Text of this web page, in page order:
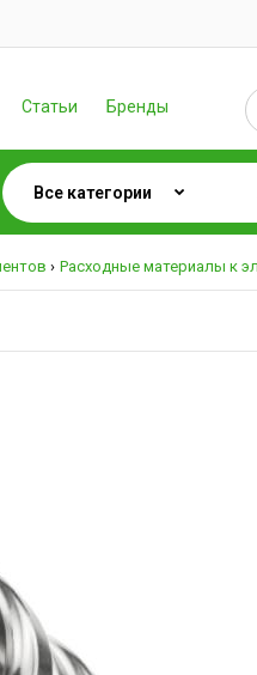
Статьи Бренды
Расходные материалы к